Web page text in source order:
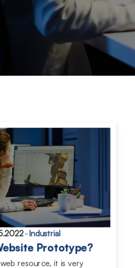
-Industrial
Prototype?
resource, it is very